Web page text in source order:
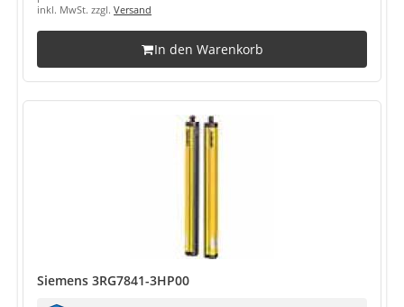
inkl. MwSt. zzgl. Versand
In den Warenkorb
Siemens 3RG7841-3HP00